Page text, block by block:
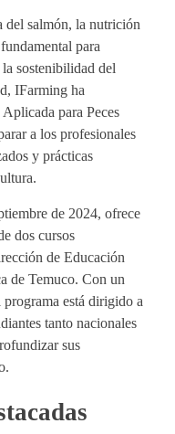
del salmón, la nutrición
para
sostenibilidad del
IFarming ha
para Peces
a los profesionales
y prácticas
de 2024, ofrece
dos cursos
de Educación
de Temuco. Con un
está dirigido a
tanto nacionales
sus